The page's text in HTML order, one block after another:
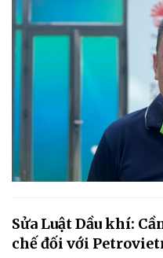
Sửa Luật Dầu khí:
chế đối với